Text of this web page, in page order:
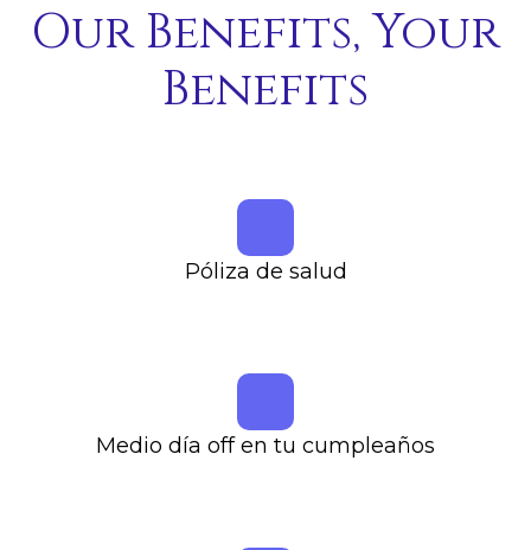
Our Benefits, Your
Benefits
Póliza de salud
Medio día off en tu cumpleaños